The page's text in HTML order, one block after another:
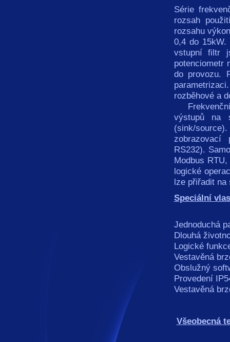
Série
rozsah
rozsahu
0,4 do
vstupní filtr
potenciometr
do provozu.
rozběhové a
Frekvenční
výstupů na
(sink/
zobrazovací
RS232).
Modbus
logické
lze přiřadit
Speciální
Jednoduchá
Dlouhá
Logické
Vestavěná
Obslužný
Provedení
Vestavěná
Všeobecná